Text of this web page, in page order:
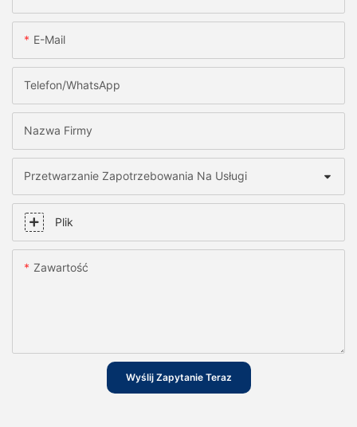
E-Mail
Telefon/WhatsApp
Nazwa Firmy
Przetwarzanie Zapotrzebowania Na Usługi
Plik
Zawartość
Wyślij Zapytanie Teraz